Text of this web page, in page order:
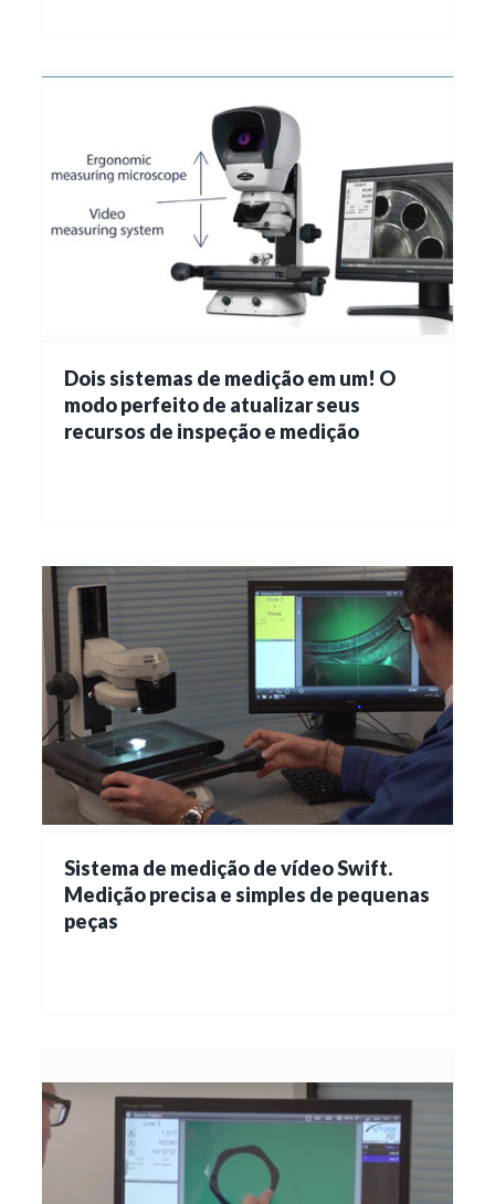
Dois sistemas de medição em um! O
modo perfeito de atualizar seus
recursos de inspeção e medição
Sistema de medição de vídeo Swift.
Medição precisa e simples de pequenas
peças